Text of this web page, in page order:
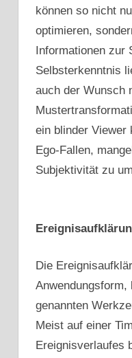
können so nicht
optimieren,
Informationen zur
Selbsterkenntnis
auch der Wunsch
ein blinder Viewer
Ego-Fallen,
Subjektivität zu
Die
genannten
Meist auf einer
Ereignisverlaufes